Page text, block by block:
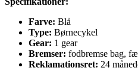
Farve: Blå
Type: Børnecykel
Gear: 1 gear
Bremser: fodbremse bag,
Reklamationsret: 24